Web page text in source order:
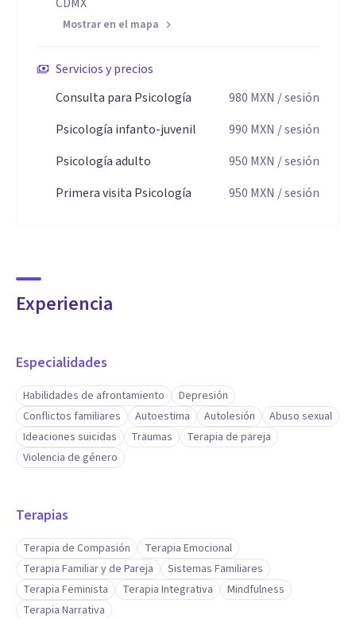
Mostrar en el mapa
Servicios y precios
Consulta para Psicología
980 MXN / sesión
Psicología infanto-juvenil
990 MXN / sesión
Psicología adulto
950 MXN / sesión
Primera visita Psicología
950 MXN / sesión
Experiencia
Especialidades
Habilidades de afrontamiento
Depresión
Conflictos familiares
Autoestima Autolesión
Abuso sexual
Ideaciones suicidas
Traumas
Terapia de pareja
Violencia de género
Terapias
Terapia de Compasión
Terapia Emocional
Terapia Familiar y de Pareja
Sistemas Familiares
Terapia Feminista
Terapia Integrativa
Mindfulness
Terapia Narrativa